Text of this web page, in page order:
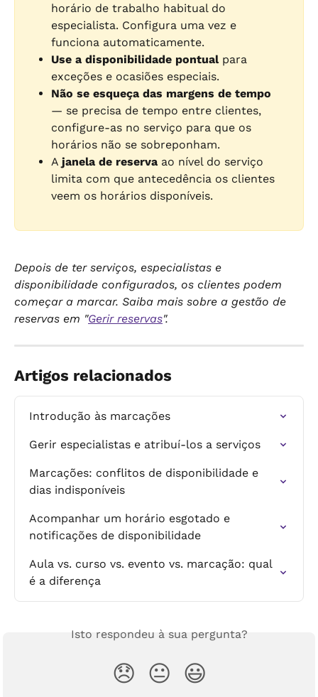
horário de trabalho habitual do
especialista. Configura uma vez e
funciona automaticamente.
Use a disponibilidade pontual para
exceções e ocasiões especiais.
Não se esqueça das margens de tempo
— se precisa de tempo entre clientes,
configure-as no serviço para que os
horários não se sobreponham.
A janela de reserva ao nível do serviço
limita com que antecedência os clientes
veem os horários disponíveis.
Depois de ter serviços, especialistas e
disponibilidade configurados, os clientes podem
começar a marcar. Saiba mais sobre a gestão de
reservas em "Gerir reservas".
Artigos relacionados
Introdução às marcações
Gerir especialistas e atribuí-los a serviços
Marcações: conflitos de disponibilidade e
dias indisponíveis
Acompanhar um horário esgotado e
notificações de disponibilidade
Aula vs. curso vs. evento vs. marcação: qual
é a diferença
Isto respondeu à sua pergunta?
😞 😐 😃